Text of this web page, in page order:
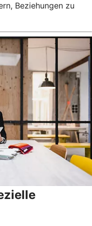
Beziehungen zu